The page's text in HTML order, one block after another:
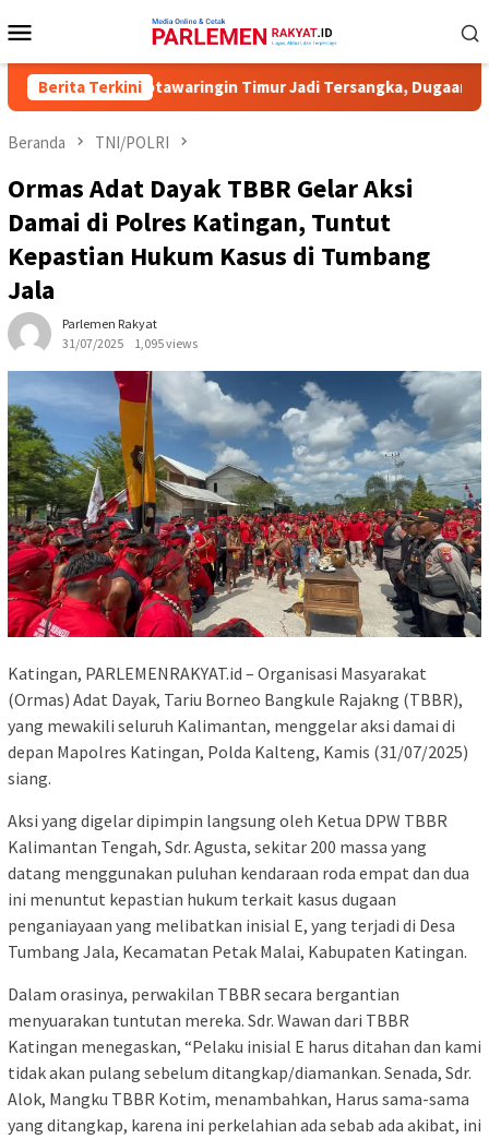
ke
Mobile
Berita Terkini
KPU Kotawaringin Timur Jadi Tersangka, Dugaan Korupsi
Beranda TNI/POLRI
Ormas Adat Dayak TBBR Gelar Aksi
Damai di Polres Katingan, Tuntut
Kepastian Hukum Kasus di Tumbang
Jala
Parlemen Rakyat
31/07/2025
1,095 views
Katingan, PARLEMENRAKYAT.id – Organisasi Masyarakat
(Ormas) Adat Dayak, Tariu Borneo Bangkule Rajakng (TBBR),
yang mewakili seluruh Kalimantan, menggelar aksi damai di
depan Mapolres Katingan, Polda Kalteng, Kamis (31/07/2025)
siang.
Aksi yang digelar dipimpin langsung oleh Ketua DPW TBBR
Kalimantan Tengah, Sdr. Agusta, sekitar 200 massa yang
datang menggunakan puluhan kendaraan roda empat dan dua
ini menuntut kepastian hukum terkait kasus dugaan
penganiayaan yang melibatkan inisial E, yang terjadi di Desa
Tumbang Jala, Kecamatan Petak Malai, Kabupaten Katingan.
Dalam orasinya, perwakilan TBBR secara bergantian
menyuarakan tuntutan mereka. Sdr. Wawan dari TBBR
Katingan menegaskan, “Pelaku inisial E harus ditahan dan kami
tidak akan pulang sebelum ditangkap/diamankan. Senada, Sdr.
Alok, Mangku TBBR Kotim, menambahkan, Harus sama-sama
yang ditangkap, karena ini perkelahian ada sebab ada akibat, ini